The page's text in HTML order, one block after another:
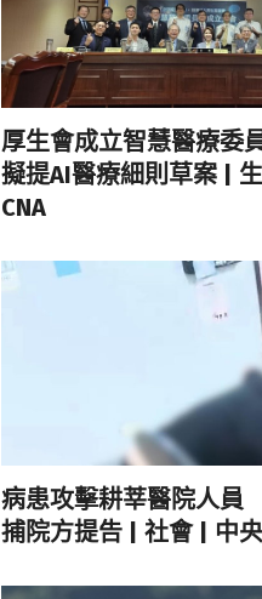
厚生會成立智慧醫療
擬提AI醫療細則草案 |
CNA
病患攻擊耕莘醫院人
捕院方提告 | 社會 | 中